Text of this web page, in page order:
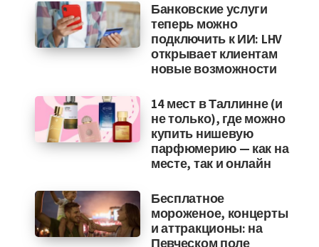
Банковские услуги
теперь можно
подключить к ИИ: LHV
открывает клиентам
новые возможности
14 мест в Таллинне (и
не только), где можно
купить нишевую
парфюмерию — как на
месте, так и онлайн
Бесплатное
мороженое, концерты
и аттракционы: на
Певческом поле